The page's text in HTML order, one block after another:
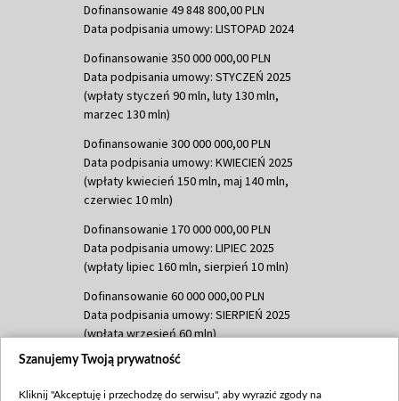
Dofinansowanie 49 848 800,00 PLN
Data podpisania umowy: LISTOPAD 2024
Dofinansowanie 350 000 000,00 PLN
Data podpisania umowy: STYCZEŃ 2025
(wpłaty styczeń 90 mln, luty 130 mln,
marzec 130 mln)
Dofinansowanie 300 000 000,00 PLN
Data podpisania umowy: KWIECIEŃ 2025
(wpłaty kwiecień 150 mln, maj 140 mln,
czerwiec 10 mln)
Dofinansowanie 170 000 000,00 PLN
Data podpisania umowy: LIPIEC 2025
(wpłaty lipiec 160 mln, sierpień 10 mln)
Dofinansowanie 60 000 000,00 PLN
Data podpisania umowy: SIERPIEŃ 2025
(wpłata wrzesień 60 mln)
Dofinansowanie 635 783 051,21 PLN
Szanujemy Twoją prywatność
Kliknij "Akceptuję i przechodzę do serwisu", aby wyrazić zgody na